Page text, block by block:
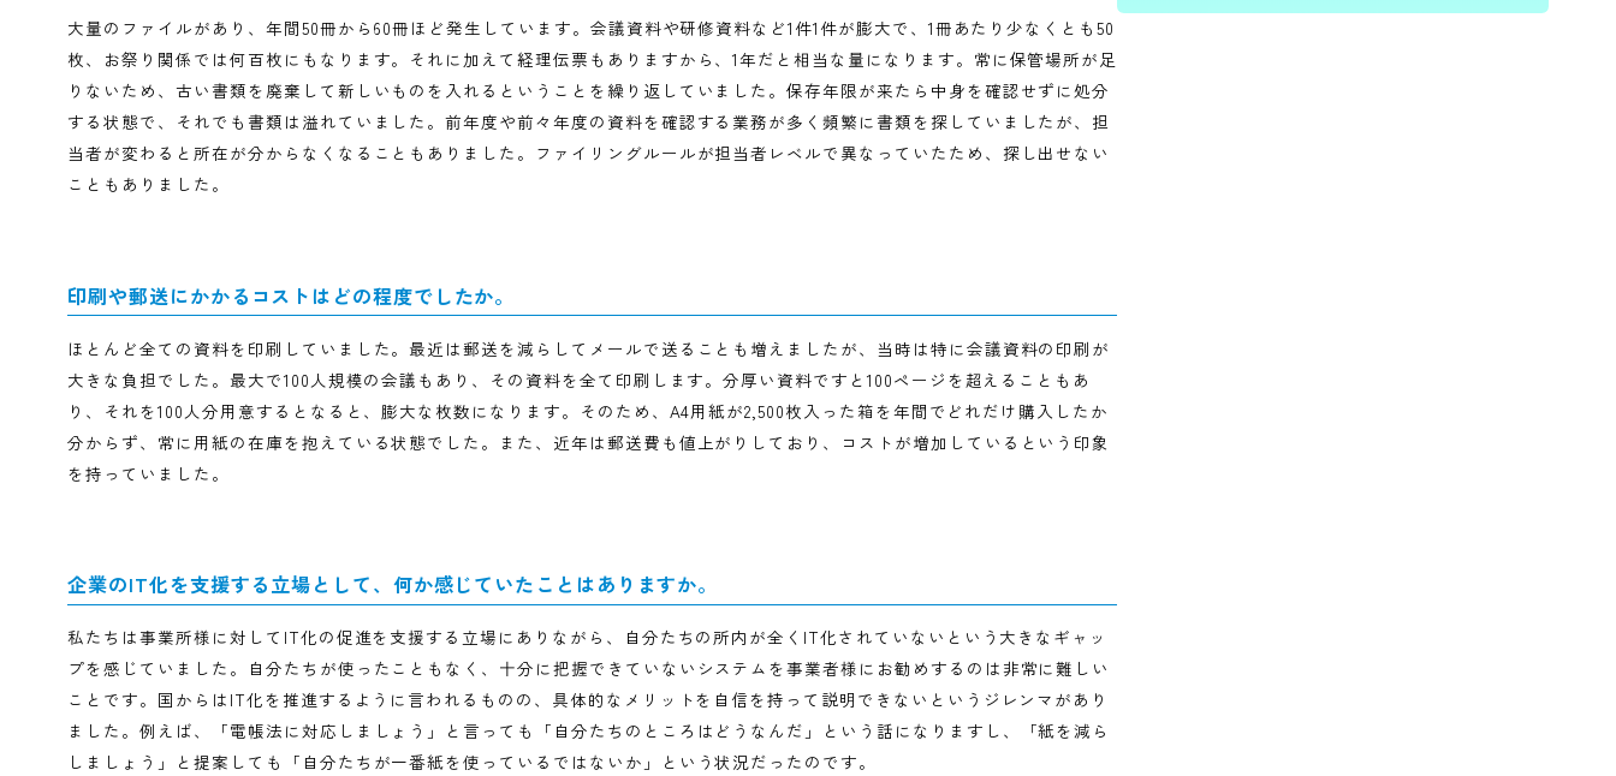
大量の書類と複数システムへの二重入力
導入前の書類管理について教えてください。
りないため、古い書類を廃棄して新しいものを入れるということを繰り返していました。保存年限が来たら中身を確認せずに処分
当者が変わると所在が分からなくなることもありました。ファイリングルールが担当者レベルで異なっていたため、探し出せない
こともありました。
ほとんど全ての資料を印刷していました。最近は郵送を減らしてメールで送ることも増えましたが、当時は特に会議資料の印刷が
り、それを100人分用意するとなると、膨大な枚数になります。そのため、A4用紙が2,500枚入った箱を年間でどれだけ購入したか
分からず、常に用紙の在庫を抱えている状態でした。また、近年は郵送費も値上がりしており、コストが増加しているという印象
を持っていました。